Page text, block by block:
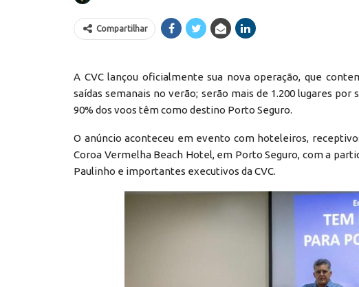
Compartilhar
A CVC lançou oficialmente sua nova operação, que
saídas semanais no verão; serão mais de 1.200 lugares
90% dos voos têm como destino Porto Seguro.
O anúncio aconteceu em evento com hoteleiros,
Coroa Vermelha Beach Hotel, em Porto Seguro, com a
Paulinho e importantes executivos da CVC.